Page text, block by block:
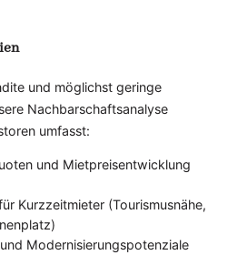
und möglichst geringe
Nachbarschaftsanalyse
umfasst:
und Mietpreisentwicklung
Kurzzeitmieter (Tourismusnähe,
Modernisierungspotenziale